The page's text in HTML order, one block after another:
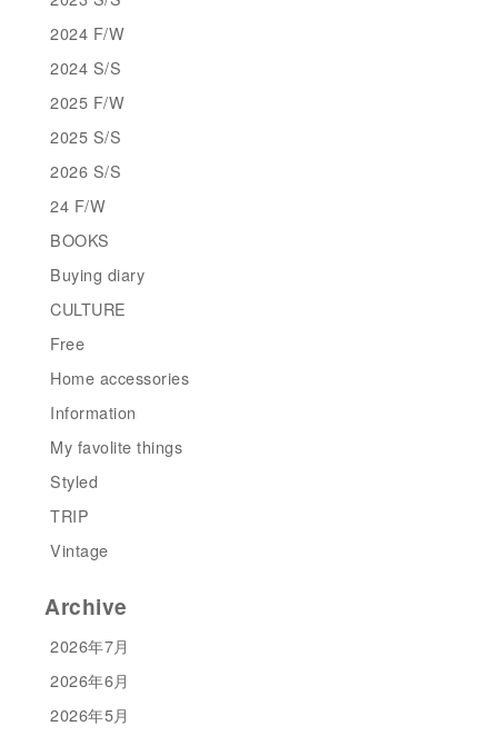
2024 F/W
2024 S/S
2025 F/W
2025 S/S
2026 S/S
24 F/W
BOOKS
Buying diary
CULTURE
Free
Home accessories
Information
My favolite things
Styled
TRIP
Vintage
Archive
2026年7月
2026年6月
2026年5月